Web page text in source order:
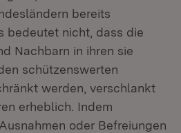
bereits
bedeutet nicht, dass die
Nachbarn in ihren sie
schützenswerten
werden, verschlankt
erheblich. Indem
oder Befreiungen